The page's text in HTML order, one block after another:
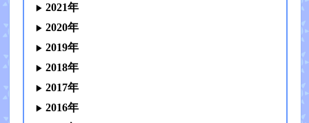
2021年
2020年
2019年
2018年
2017年
2016年